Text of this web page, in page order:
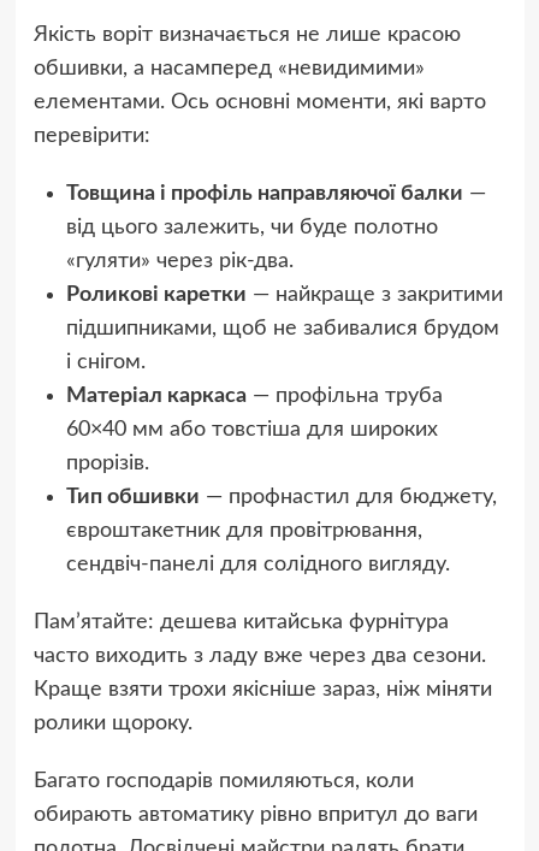
Якість воріт визначається не лише красою
обшивки, а насамперед «невидимими»
елементами. Ось основні моменти, які варто
перевірити:
Товщина і профіль направляючої балки —
від цього залежить, чи буде полотно
«гуляти» через рік-два.
Роликові каретки — найкраще з закритими
підшипниками, щоб не забивалися брудом
і снігом.
Матеріал каркаса— профільна труба
60×40 мм або товстіша для широких
прорізів.
Тип обшивки — профнастил для бюджету,
євроштакетник для провітрювання,
сендвіч-панелі для солідного вигляду.
Пам’ятайте: дешева китайська фурнітура
часто виходить з ладу вже через два сезони.
Краще взяти трохи якісніше зараз, ніж міняти
ролики щороку.
Багато господарів помиляються, коли
обирають автоматику рівно впритул до ваги